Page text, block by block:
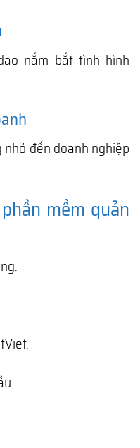
nắm bắt tình hình
đến doanh nghiệp
mềm quản